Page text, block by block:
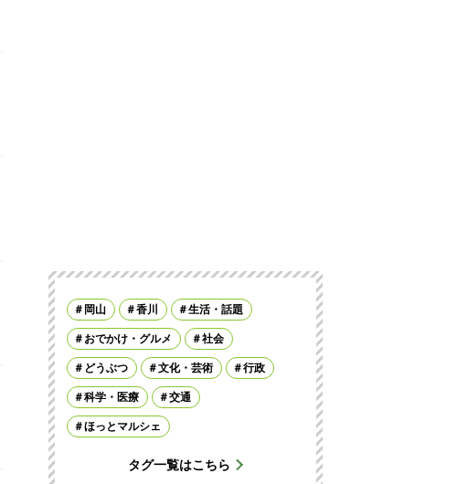
岡山 香川 生活・話題
おでかけ・グルメ 社会
どうぶつ 文化・芸術 行政
科学・医療 交通
ほっとマルシェ
タグ一覧はこちら